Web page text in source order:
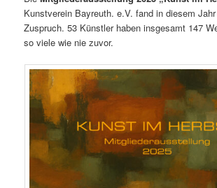
Kunstverein Bayreuth. e.V. fand in diesem
Zuspruch. 53 Künstler haben insgesamt 147
so viele wie nie zuvor.